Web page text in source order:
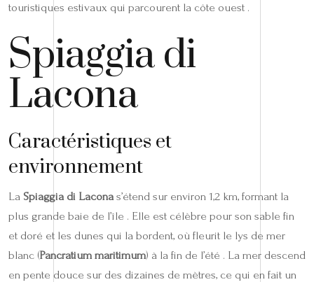
touristiques estivaux qui parcourent la côte ouest .
Spiaggia di
Lacona
Caractéristiques et
environnement
La Spiaggia di Laconas’étend sur environ 1,2 km, formant la
plus grande baie de l’île . Elle est célèbre pour son sable fin
et doré et les dunes qui la bordent, où fleurit le lys de mer
blanc (Pancratium maritimum) à la fin de l’été . La mer descend
en pente douce sur des dizaines de mètres, ce qui en fait un